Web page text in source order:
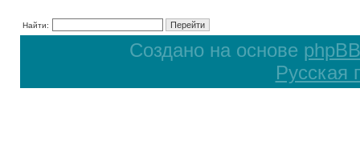
Найти:
Создано на основе phpBB
Русская